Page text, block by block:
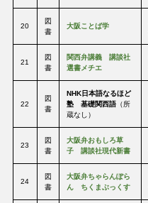
20
図
書
大阪ことば学
21
図
書
関西弁講義 講談社
選書メチエ
22
図
書
NHK日本語なるほど
塾 基礎関西語（所
蔵なし）
23
図
書
大阪弁おもしろ草
子 講談社現代新書
24
図
書
大阪弁ちゃらんぽら
ん ちくまぶっくす